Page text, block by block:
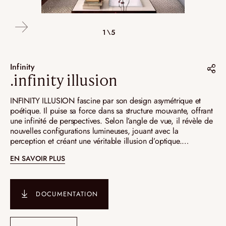
1\5
2\5
3\5
4\5
5\5
Infinity
.infinity illusion
Partager sur :
Pinterest
Instagram
INFINITY ILLUSION fascine par son design asymétrique et
poétique. Il puise sa force dans sa structure mouvante, offrant
une infinité de perspectives. Selon l’angle de vue, il révèle de
nouvelles configurations lumineuses, jouant avec la
perception et créant une véritable illusion d’optique.
apesanteur, insufflant un rythme fluide et envoûtant.
EN SAVOIR PLUS
DOCUMENTATION